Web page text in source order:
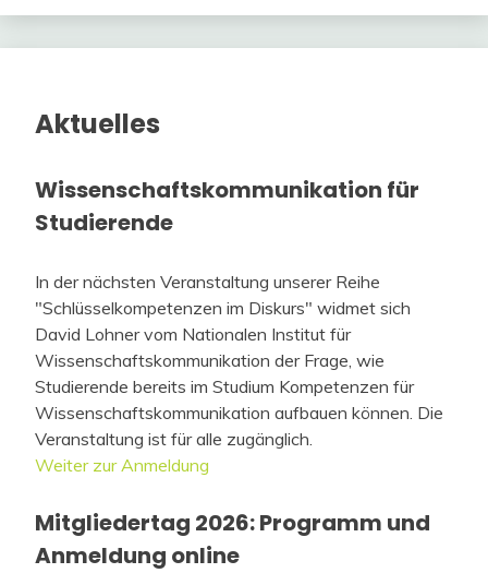
Aktuelles
Wissenschaftskommunikation für
Studierende
In der nächsten Veranstaltung unserer Reihe
"Schlüsselkompetenzen im Diskurs" widmet sich
David Lohner vom Nationalen Institut für
Wissenschaftskommunikation der Frage, wie
Studierende bereits im Studium Kompetenzen für
Wissenschaftskommunikation aufbauen können. Die
Veranstaltung ist für alle zugänglich.
Weiter zur Anmeldung
Mitgliedertag 2026: Programm und
Anmeldung online